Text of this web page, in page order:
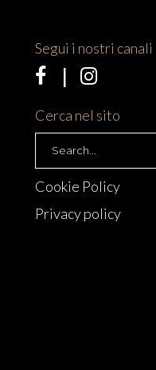
Segui i nostri canali
Cerca nel sito
Cookie Policy
Privacy policy